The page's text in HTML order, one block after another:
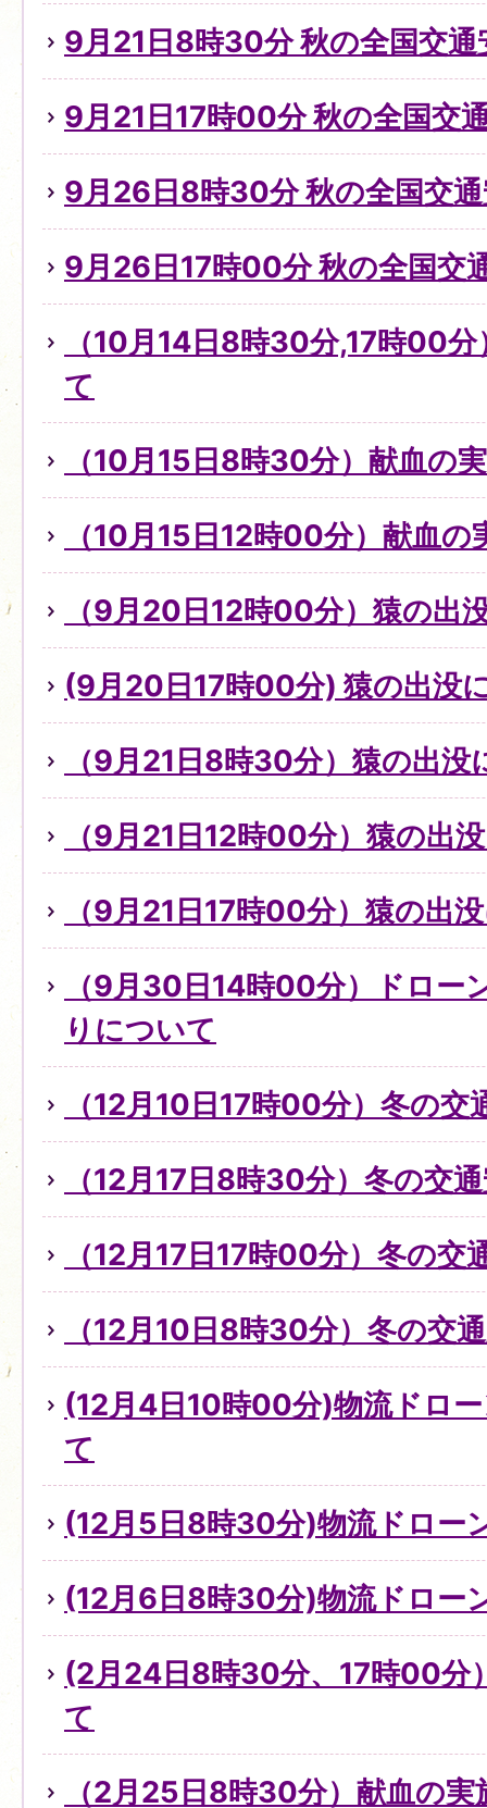
9月21日8時30分 秋の全国交
9月21日17時00分 秋の全国交
9月26日8時30分 秋の全国交
9月26日17時00分 秋の全国交
（10月14日8時30分,17時00
て
（10月15日8時30分）献血の
（10月15日12時00分）献血の
（9月20日12時00分）猿の出
(9月20日17時00分) 猿の出没
（9月21日8時30分）猿の出没
（9月21日12時00分）猿の出
（9月21日17時00分）猿の出
（9月30日14時00分）ドロー
りについて
（12月10日17時00分）冬の
（12月17日8時30分）冬の交
（12月17日17時00分）冬の交
（12月10日8時30分）冬の交
(12月4日10時00分)物流ドロ
て
(12月5日8時30分)物流ドロー
(12月6日8時30分)物流ドロー
(2月24日8時30分、17時00分
て
（2月25日8時30分）献血の